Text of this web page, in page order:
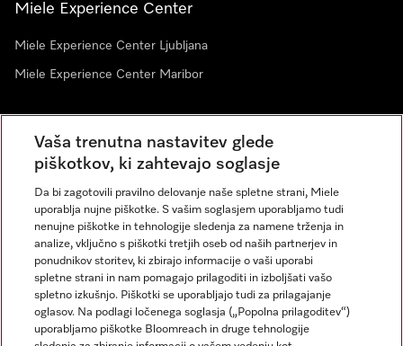
Miele Experience Center
Miele Experience Center Ljubljana
Miele Experience Center Maribor
Novice
Miele na Instagramu
Miele na Facebooku
Vaša trenutna nastavitev glede
piškotkov, ki zahtevajo soglasje
Da bi zagotovili pravilno delovanje naše spletne strani, Miele
uporablja nujne piškotke. S vašim soglasjem uporabljamo tudi
nenujne piškotke in tehnologije sledenja za namene trženja in
analize, vključno s piškotki tretjih oseb od naših partnerjev in
ponudnikov storitev, ki zbirajo informacije o vaši uporabi
spletne strani in nam pomagajo prilagoditi in izboljšati vašo
spletno izkušnjo. Piškotki se uporabljajo tudi za prilagajanje
oglasov. Na podlagi ločenega soglasja („Popolna prilagoditev“)
uporabljamo piškotke Bloomreach in druge tehnologije